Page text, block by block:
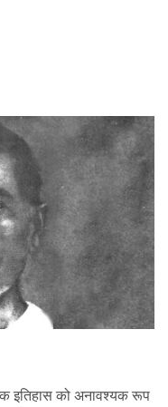
इतिहास को अनावश्यक रूप